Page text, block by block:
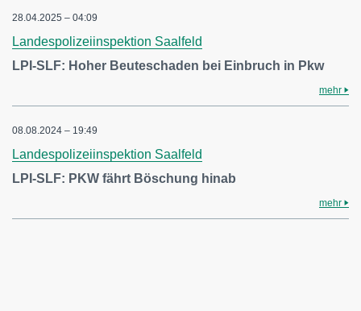
28.04.2025 – 04:09
Landespolizeiinspektion Saalfeld
LPI-SLF: Hoher Beuteschaden bei Einbruch in Pkw
mehr
08.08.2024 – 19:49
Landespolizeiinspektion Saalfeld
LPI-SLF: PKW fährt Böschung hinab
mehr